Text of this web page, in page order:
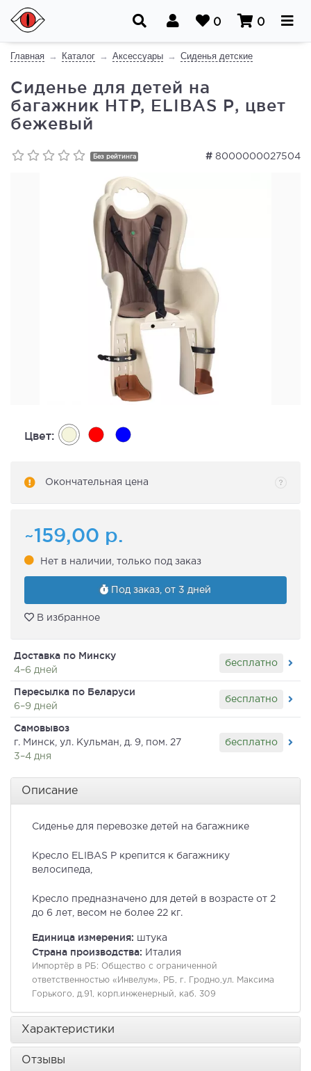
0 0
Главная Каталог Аксессуары Сиденья детские
Сиденье для детей на
багажник HTP, ELIBAS Р, цвет
бежевый
# 8000000027504
Без рейтинга
Цвет:
Окончательная цена
~159,00 р.
Нет в наличии, только под заказ
Под заказ, от 3 дней
В избранное
Доставка по Минску
4–6 дней
бесплатно
Пересылка по Беларуси
6–9 дней
бесплатно
Самовывоз
г. Минск, ул. Кульман, д. 9, пом. 27
3–4 дня
бесплатно
Описание
Сиденье для перевозке детей на багажнике
Кресло ELIBAS Р крепится к багажнику
велосипеда,
Кресло предназначено для детей в возрасте от 2
до 6 лет, весом не более 22 кг.
Единица измерения: штука
Страна производства: Италия
Импортёр в РБ: Общество с ограниченной
ответственностью «Инвелум», РБ, г. Гродно,ул. Максима
Горького, д.91, корп.инженерный, каб. 309
Характеристики
Отзывы